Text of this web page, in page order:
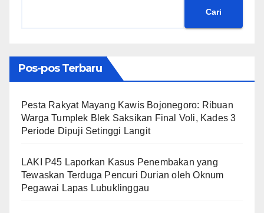
Cari
Pos-pos Terbaru
​Pesta Rakyat Mayang Kawis Bojonegoro: Ribuan
Warga Tumplek Blek Saksikan Final Voli, Kades 3
Periode Dipuji Setinggi Langit
LAKI P45 Laporkan Kasus Penembakan yang
Tewaskan Terduga Pencuri Durian oleh Oknum
Pegawai Lapas Lubuklinggau